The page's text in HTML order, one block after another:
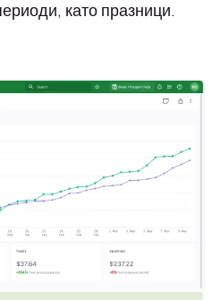
като празници.